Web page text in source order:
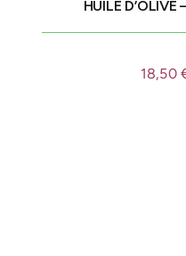
HUILE D’OLIVE
18,50